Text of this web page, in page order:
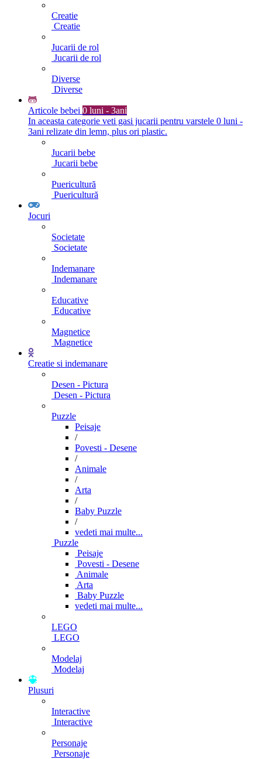
Creatie
Creatie
Jucarii de rol
Jucarii de rol
Diverse
Diverse
Articole bebei 0 luni - 3ani
In aceasta categorie veti gasi jucarii pentru varstele 0 luni -
3ani relizate din lemn, plus ori plastic.
Jucarii bebe
Jucarii bebe
Puericultură
Puericultură
Jocuri
Societate
Societate
Indemanare
Indemanare
Educative
Educative
Magnetice
Magnetice
Creatie si indemanare
Desen - Pictura
Desen - Pictura
Puzzle
Peisaje
/
Povesti - Desene
/
Animale
/
Arta
/
Baby Puzzle
/
vedeti mai multe...
Puzzle
Peisaje
Povesti - Desene
Animale
Arta
Baby Puzzle
vedeti mai multe...
LEGO
LEGO
Modelaj
Modelaj
Plusuri
Interactive
Interactive
Personaje
Personaje